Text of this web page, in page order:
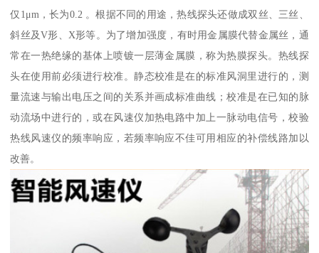
仅1μm，长为0.2 。根据不同的用途，热线探头还做成双丝、三丝、
斜丝及V形、X形等。为了增加强度，有时用金属膜代替金属丝，通
常在一热绝缘的基体上喷镀一层薄金属膜，称为热膜探头。热线探
头在使用前必须进行校准。静态校准是在的标准风洞里进行的，测
量流速与输出电压之间的关系并画成标准曲线；校准是在已知的脉
动流场中进行的，或在风速仪加热电路中加上一脉动电信号，校验
热线风速仪的频率响应，若频率响应不佳可用相应的补偿线路加以
改善。